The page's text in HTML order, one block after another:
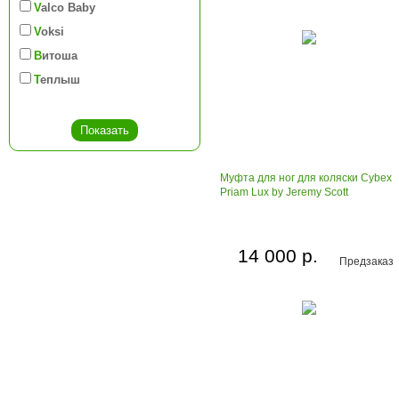
Valco Baby
Voksi
Витоша
Теплыш
Муфта для ног для коляски Cybex
Priam Lux by Jeremy Scott
Предзаказ
14 000 р.